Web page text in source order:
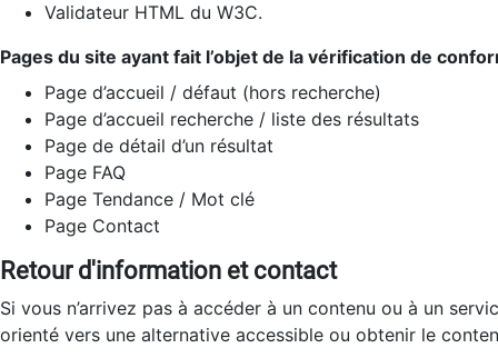
Validateur HTML du W3C.
Pages du site ayant fait l’objet de la vérification de
Page d’accueil / défaut (hors recherche)
Page d’accueil recherche / liste des résultats
Page de détail d’un résultat
Page FAQ
Page Tendance / Mot clé
Page Contact
Retour d'information et contact
Si vous n’arrivez pas à accéder à un contenu ou à un
orienté vers une alternative accessible ou obtenir le